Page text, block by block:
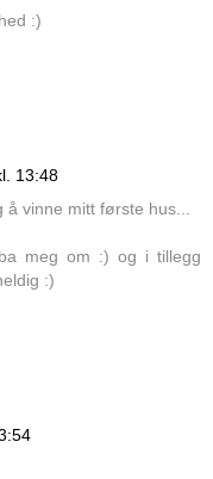
:)
13:48
vinne mitt første hus...
meg om :) og i tillegg
:)